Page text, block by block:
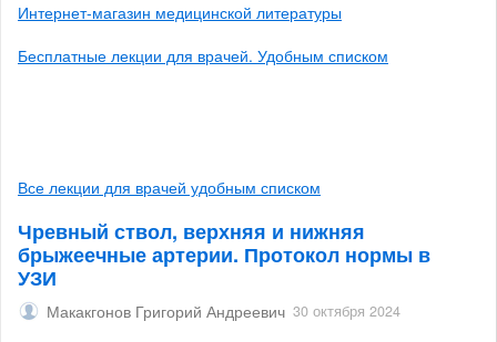
Интернет-магазин медицинской литературы
Бесплатные лекции для врачей. Удобным списком
Все лекции для врачей удобным списком
Чревный ствол, верхняя и нижняя
брыжеечные артерии. Протокол нормы в
УЗИ
Макакгонов Григорий Андреевич 30 октября 2024